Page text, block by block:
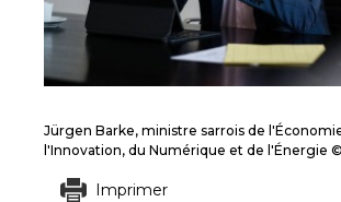
Jürgen Barke, ministre sarrois de
l'Innovation, du Numérique et de l'Énergie
Imprimer